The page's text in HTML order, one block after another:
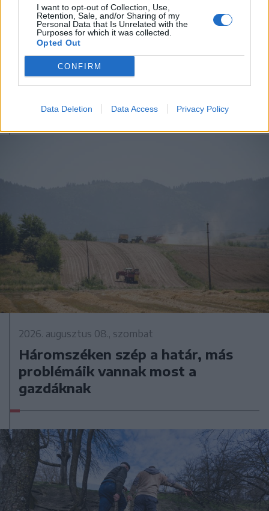
I want to opt-out of Collection, Use,
Retention, Sale, and/or Sharing of my
Personal Data that Is Unrelated with the
Purposes for which it was collected.
Opted Out
CONFIRM
Data Deletion Data Access Privacy Policy
2026. augusztus 09., vasárnap
Jogi oltalmat kapott a 14. kiadására
készülő Csernátoni Burrogtató
neve
2026. augusztus 08., szombat
Háromszéken szép a határ, más
problémáik vannak most a
gazdáknak